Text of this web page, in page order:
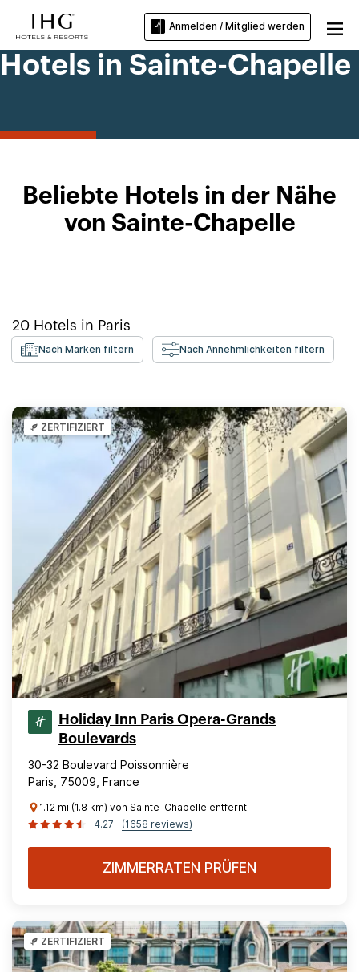
Anmelden / Mitglied werden
Hotels in Sainte-Chapelle
Beliebte Hotels in der Nähe
von Sainte-Chapelle
20 Hotels in Paris
Nach Marken filtern Nach Annehmlichkeiten filtern
ZERTIFIZIERT
Holiday Inn Paris Opera-Grands
Boulevards
30-32 Boulevard Poissonnière
Paris, 75009, France
1.12 mi (1.8 km) von Sainte-Chapelle entfernt
4.27
(1658 reviews)
ZIMMERRATEN PRÜFEN
ZERTIFIZIERT